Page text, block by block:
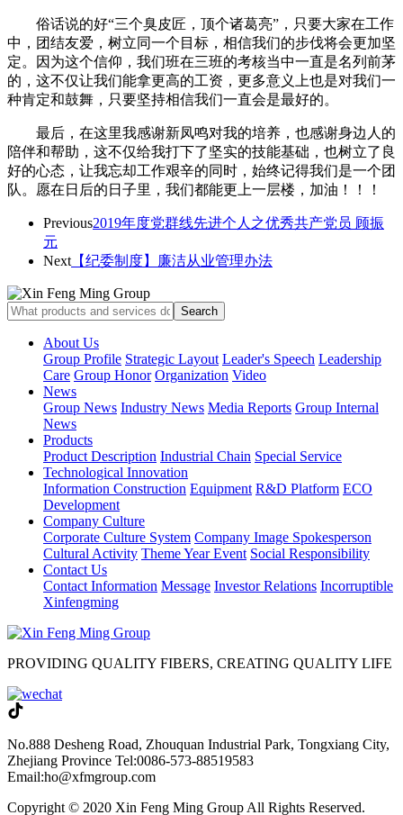
俗话说的好“三个臭皮匠，顶个诸葛亮”，只要大家在工作
中，团结友爱，树立同一个目标，相信我们的步伐将会更加坚
定。因为这个信仰，我们班在三班的考核当中一直是名列前茅
的，这不仅让我们能拿更高的工资，更多意义上也是对我们一
种肯定和鼓舞，只要坚持相信我们一直会是最好的。
最后，在这里我感谢新凤鸣对我的培养，也感谢身边人的
陪伴和帮助，这不仅给我打下了坚实的技能基础，也树立了良
好的心态，让我忘却工作艰辛的同时，始终记得我们是一个团
队。愿在日后的日子里，我们都能更上一层楼，加油！！！
Previous2019年度党群线先进个人之优秀共产党员 顾振
元
Next 【纪委制度】廉洁从业管理办法
About Us
Group Profile Strategic Layout Leader's Speech Leadership
Care Group Honor Organization Video
News
Group News Industry News Media Reports Group Internal
News
Products
Product Description Industrial Chain Special Service
Technological Innovation
Information Construction Equipment R&D Platform ECO
Development
Company Culture
Corporate Culture System Company Image Spokesperson
Cultural Activity Theme Year Event Social Responsibility
Contact Us
Contact Information Message Investor Relations Incorruptible
Xinfengming
PROVIDING QUALITY FIBERS, CREATING QUALITY LIFE
No.888 Desheng Road, Zhouquan Industrial Park, Tongxiang City,
Zhejiang Province Tel:0086-573-88519583
Email:ho@xfmgroup.com
Copyright © 2020 Xin Feng Ming Group All Rights Reserved.